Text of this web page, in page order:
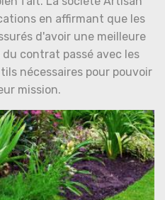
en affirmant que les
d'avoir une meilleure
contrat passé avec les
nécessaires pour pouvoir
mission.